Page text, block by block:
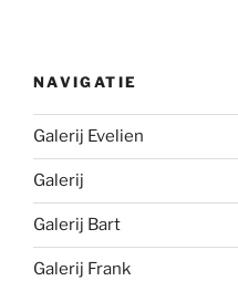
NAVIGATIE
Galerij Evelien
Galerij
Galerij Bart
Galerij Frank